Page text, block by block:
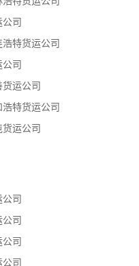
司
特货运公司
司
运公司
特货运公司
运公司
司
司
司
司